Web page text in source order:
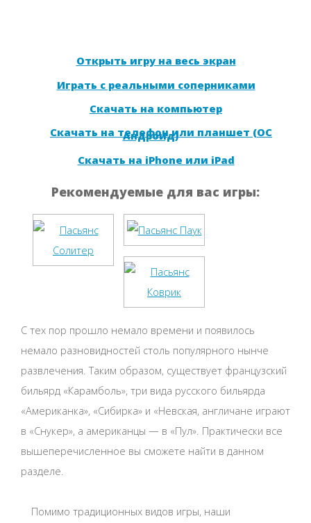
Открыть игру на весь экран
Играть с реальными соперниками
Скачать на компьютер
Скачать на телефон или планшет (ОС
Андроид)
Скачать на iPhone или iPad
Рекомендуемые для вас игры:
С тех пор прошло немало времени и появилось
немало разновидностей столь популярного нынче
развлечения. Таким образом, существует французский
бильярд «Карамболь», три вида русского бильярда
«Американка», «Сибирка» и «Невская, англичане играют
в «Снукер», а американцы — в «Пул». Практически все
вышеперечисленное вы сможете найти в данном
разделе.
Помимо традиционных видов игры, наши